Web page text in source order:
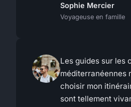
Sophie Mercier
Voyageuse en famille
Les guides sur les
méditerranéennes
choisir mon
sont tellement